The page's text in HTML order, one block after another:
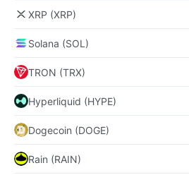
XRP (XRP)
Solana (SOL)
TRON (TRX)
Hyperliquid (HYPE)
Dogecoin (DOGE)
Rain (RAIN)